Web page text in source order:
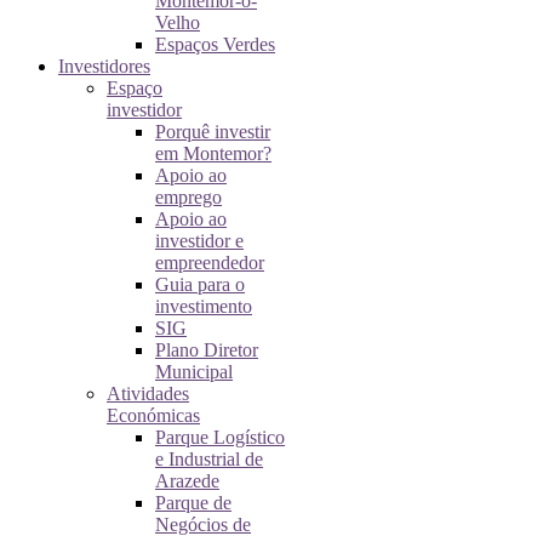
Velho
Espaços Verdes
Investidores
Espaço
investidor
Porquê investir
em Montemor?
Apoio ao
emprego
Apoio ao
investidor e
empreendedor
Guia para o
investimento
SIG
Plano Diretor
Municipal
Atividades
Económicas
Parque Logístico
e Industrial de
Arazede
Parque de
Negócios de